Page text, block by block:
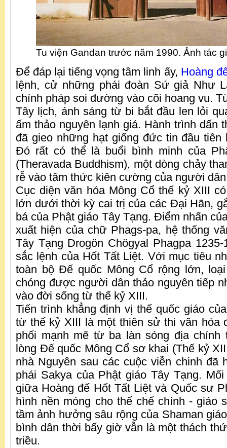
Tu viện Gandan trước năm 1990. Ảnh tác
Để đáp lại tiếng vọng tâm linh ấy, Hoàng
lệnh, cử những phái đoàn Sứ giả Như
chính pháp soi đường vào cõi hoang vu.
Tây lịch, ánh sáng từ bi bắt đầu len lỏi
ấm thảo nguyên lạnh giá. Hành trình dấn
đã gieo những hạt giống đức tin đầu tiên
Đó rất có thể là buổi bình minh của
(Theravada Buddhism), một dòng chảy
rễ vào tâm thức kiên cường của người
Cục diện văn hóa Mông Cổ thế kỷ XIII
lớn dưới thời kỳ cai trị của các Đại Hãn,
bá của Phật giáo Tây Tạng. Điểm nhấn
xuất hiện của chữ Phags-pa, hệ thống
Tây Tạng Drogön Chögyal Phagpa
sắc lệnh của Hốt Tất Liệt. Với mục tiêu
toàn bộ Đế quốc Mông Cổ rộng lớn,
chóng được người dân thảo nguyên tiếp
vào đời sống từ thế kỷ XIII.
Tiến trình khẳng định vị thế quốc giáo
từ thế kỷ XIII là một thiên sử thi văn hóa
phối mạnh mẽ từ ba làn sóng địa
lòng Đế quốc Mông Cổ sơ khai (Thế kỷ
nhà Nguyên sau các cuộc viễn chinh đã
phái Sakya của Phật giáo Tây Tạng. Mối
giữa Hoàng đế Hốt Tất Liệt và Quốc sư
hình nền móng cho thể chế chính - giáo
tầm ảnh hưởng sâu rộng của Shaman
bình dân thời bấy giờ vẫn là một thách
triều.